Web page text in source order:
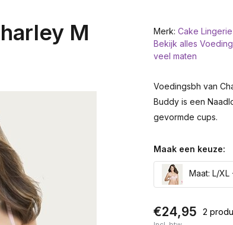
M
Merk: Cake Lingerie
Bekijk alles
veel maten
Voedingsbh van
Buddy is een
gevormde cups.
Maak een keuze:
Maat: L/
€24,95 2